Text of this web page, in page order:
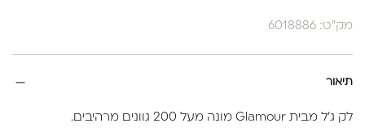
6. טופ
קיים ב30גוונים
בקבוק 17 מ"ל
מק"ט: 6018886
תיאור
לק ג'ל מבית Glamour מונה מעל 200 גוונים מרהיבים.